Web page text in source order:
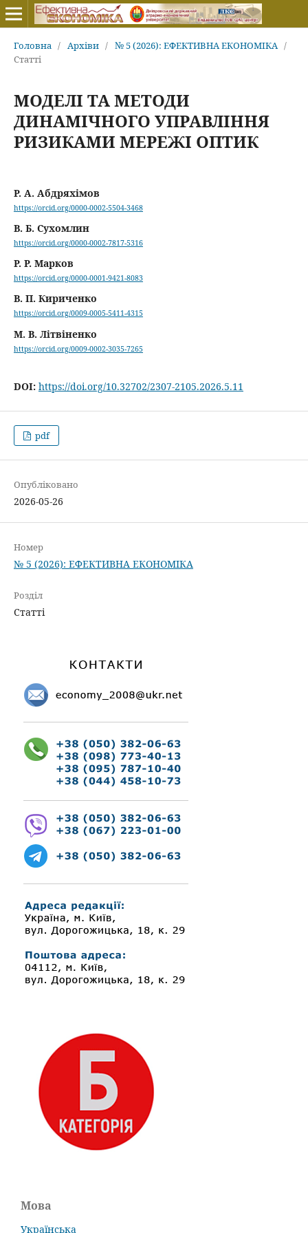
Головна / Архіви / № 5 (2026): ЕФЕКТИВНА ЕКОНОМІКА /
Статті
МОДЕЛІ ТА МЕТОДИ
ДИНАМІЧНОГО УПРАВЛІННЯ
РИЗИКАМИ МЕРЕЖІ ОПТИК
Р. А. Абдряхімов
https://orcid.org/0000-0002-5504-3468
В. Б. Сухомлин
https://orcid.org/0000-0002-7817-5316
Р. Р. Марков
https://orcid.org/0000-0001-9421-8083
В. П. Кириченко
https://orcid.org/0009-0005-5411-4315
М. В. Літвіненко
https://orcid.org/0009-0002-3035-7265
DOI: https://doi.org/10.32702/2307-2105.2026.5.11
pdf
Опубліковано
2026-05-26
Номер
№ 5 (2026): ЕФЕКТИВНА ЕКОНОМІКА
Розділ
Статті
Мова
Українська